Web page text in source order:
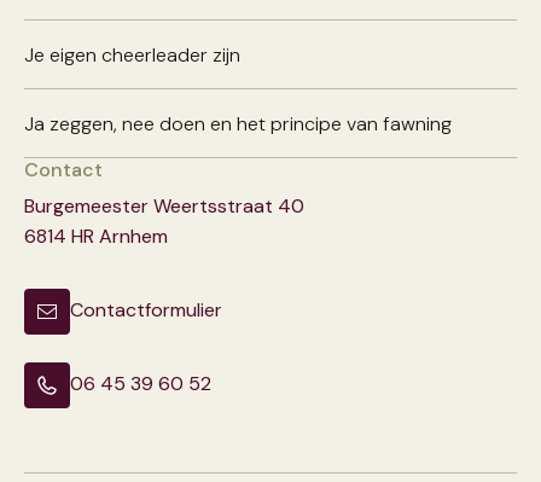
Je eigen cheerleader zijn
Ja zeggen, nee doen en het principe van fawning
Contact
Burgemeester Weertsstraat 40
6814 HR Arnhem
Contactformulier
06 45 39 60 52